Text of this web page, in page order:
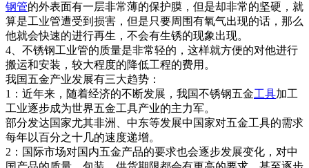
钢管的外表面有一层非常薄的保护膜，但是却非常的坚硬，就
算是工业管遭受到损害，但是只要周围有氧气出现的话，那么
他就会快速的进行再生，不会有生锈的现象出现。
4、不锈钢工业管的质量是非常轻的，这样就方便的对他进行
搬运和安装，较大程度的降低工程的费用。
我国五金产业发展有三大趋势：
1：近年来，随着经济的不断发展，我国不锈钢五金工具加工
工业逐步成为世界五金工具产业的主力军。
部分发达国家尤其非洲、中东等发展中国家对五金工具的需求
每年以百分之十几的速度递增。
2：国际市场对国内五金产品的要求也会逐步发展变化，对中